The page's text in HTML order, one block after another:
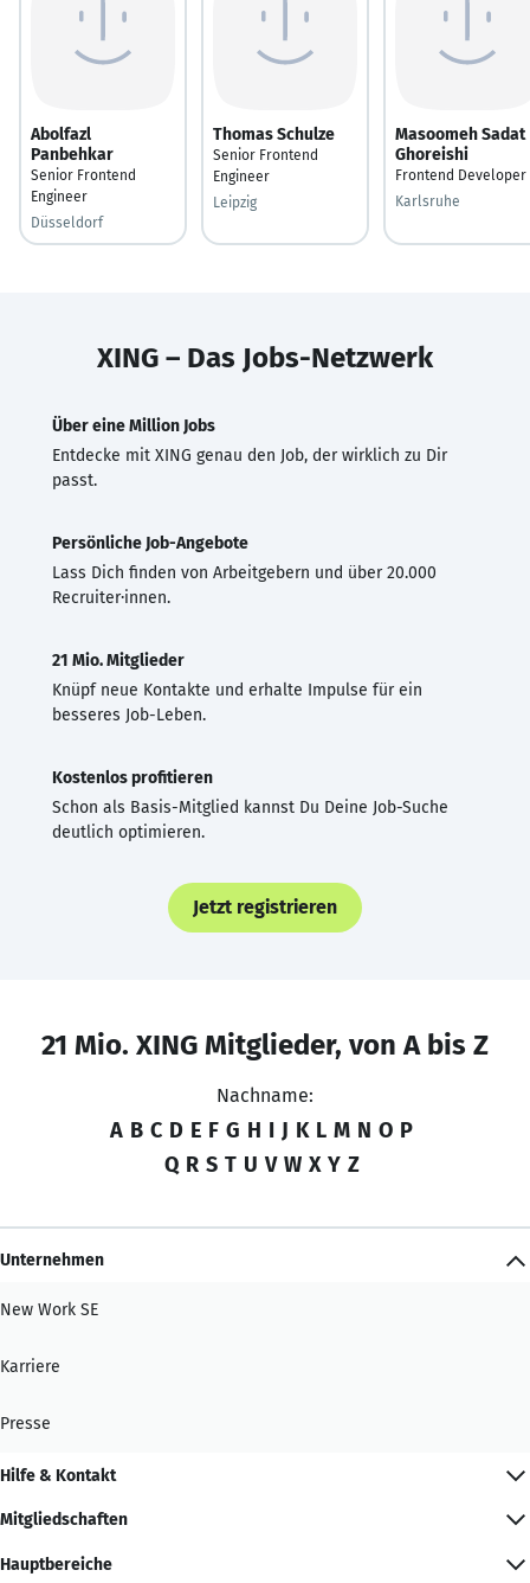
Abolfazl
Panbehkar
Senior Frontend
Engineer
Düsseldorf
Thomas Schulze
Senior Frontend
Engineer
Leipzig
Masoomeh Sadat
Ghoreishi
Frontend Developer
Karlsruhe
XING – Das Jobs-Netzwerk
Über eine Million Jobs
Entdecke mit XING genau den Job, der wirklich zu Dir
passt.
Persönliche Job-Angebote
Lass Dich finden von Arbeitgebern und über 20.000
Recruiter·innen.
21 Mio. Mitglieder
Knüpf neue Kontakte und erhalte Impulse für ein
besseres Job-Leben.
Kostenlos profitieren
Schon als Basis-Mitglied kannst Du Deine Job-Suche
deutlich optimieren.
Jetzt registrieren
21 Mio. XING Mitglieder, von A bis Z
Nachname:
A B C D E F G H I J K L M N O P
Q R S T U V W X Y Z
Unternehmen
New Work SE
Karriere
Presse
Hilfe & Kontakt
Mitgliedschaften
Hauptbereiche